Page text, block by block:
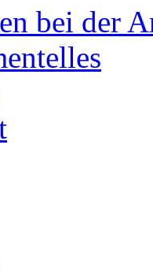
bei der